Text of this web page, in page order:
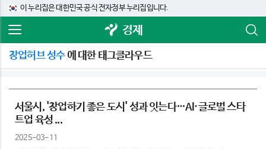
이 누리집은 대한민국 공식 전자정부 누리집입니다.
경제
창업허브 성수에 대한 태그클라우드
서울시, '창업하기 좋은 도시' 성과 잇는다…AI·글로벌 스타
트업 육성 ...
2025-03-11